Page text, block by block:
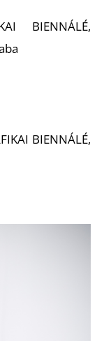
BIENNÁLÉ,
BIENNÁLÉ,